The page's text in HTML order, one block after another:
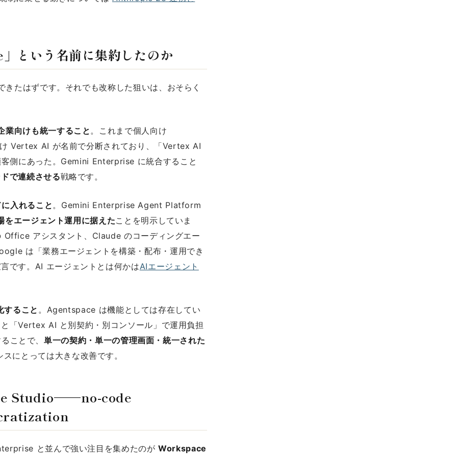
いう名前に集約したのか
たはずです。それでも改称した狙いは、おそらく
業向けも統一すること。これまで個人向け
Vertex AI が名前で分断されており、「Vertex AI
側にあった。Gemini Enterprise に統合すること
で連続させる戦略です。
入れること 。Gemini Enterprise Agent Platform
エージェント運用に据えたことを明示していま
アシスタント、Claude のコーディングエー
は「業務エージェントを構築・配布・運用でき
です。AI エージェントとは何かはAIエージェント
ること 。Agentspace は機能としては存在してい
「Vertex AI と別契約・別コンソール」で運用負担
ことで、単一の契約・単一の管理画面・統一された
にとっては大きな改善です。
Studio——no-code
と並んで強い注目を集めたのがWorkspace